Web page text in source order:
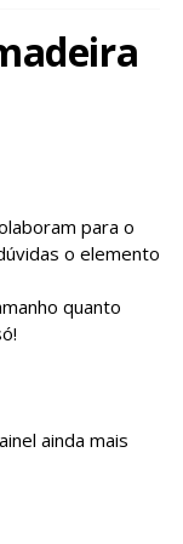
para o
o elemento
quanto
ainda mais